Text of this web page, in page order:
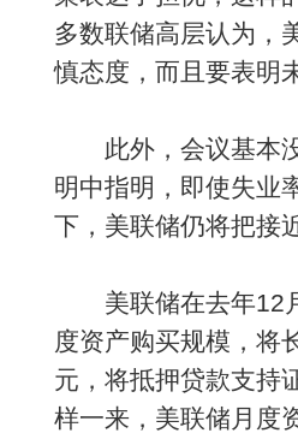
多数联储高层认为，
慎态度，而且要表明
此外，会议基本没
明中指明，即使失业
下，美联储仍将把接
美联储在去年12月
度资产购买规模，将
元，将抵押贷款支持
样一来，美联储月度